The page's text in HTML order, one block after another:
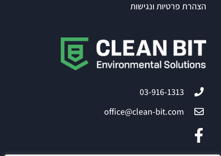
03-916-1313
office@clean-bit.com
הצהרת פרטיות ונגישות